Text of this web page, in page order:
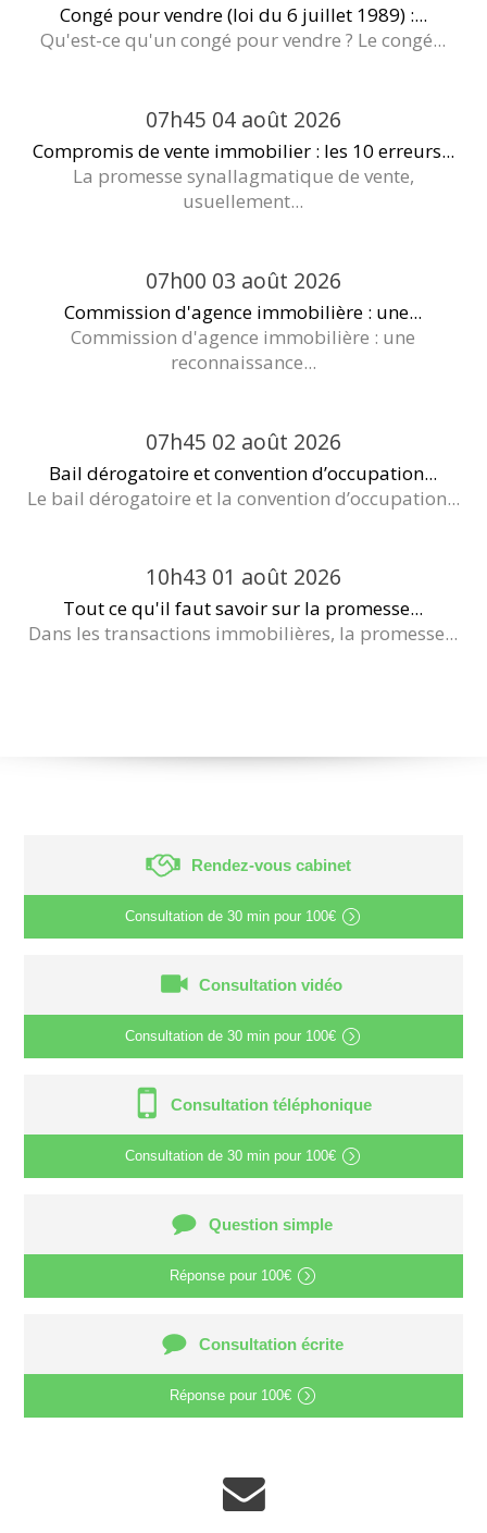
Congé pour vendre (loi du 6 juillet 1989) :...
Qu'est-ce qu'un congé pour vendre ? Le congé...
07h45 04 août 2026
Compromis de vente immobilier : les 10 erreurs...
La promesse synallagmatique de vente,
usuellement...
07h00 03 août 2026
Commission d'agence immobilière : une...
Commission d'agence immobilière : une
reconnaissance...
07h45 02 août 2026
Bail dérogatoire et convention d’occupation...
Le bail dérogatoire et la convention d’occupation...
10h43 01 août 2026
Tout ce qu'il faut savoir sur la promesse...
Dans les transactions immobilières, la promesse...
Rendez-vous cabinet
Consultation de 30 min pour 100€
Consultation vidéo
Consultation de 30 min pour 100€
Consultation téléphonique
Consultation de 30 min pour 100€
Question simple
Réponse pour 100€
Consultation écrite
Réponse pour 100€